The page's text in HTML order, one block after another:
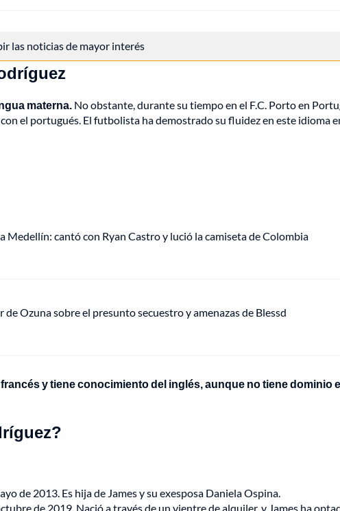
las noticias de mayor interés
materna. No obstante, durante su tiempo en el F.C. Porto en
el portugués. El futbolista ha demostrado su fluidez en este idioma
Medellín: cantó con Ryan Castro y lució la camiseta de Colombia
Ozuna sobre el presunto secuestro y amenazas de Blessd
y tiene conocimiento del inglés, aunque no tiene dominio
de 2013. Es hija de James y su exesposa Daniela Ospina.
de 2019. Nació a través de un vientre de alquiler, y James ha